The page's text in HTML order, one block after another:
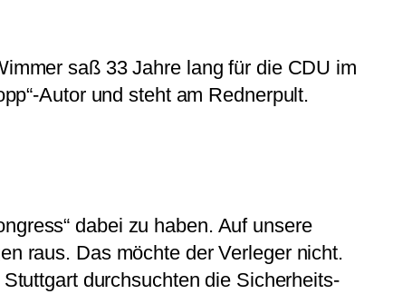
saß 33 Jahre lang für die CDU im
Autor und steht am Rednerpult.
dabei zu haben. Auf unsere
raus. Das möchte der Verleger nicht.
durchsuchten die Sicherheits-